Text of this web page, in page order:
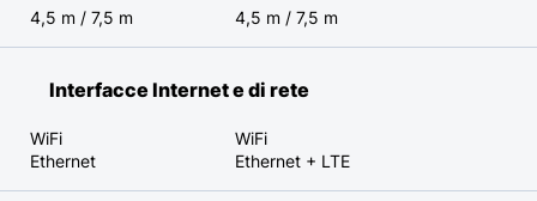
4,5 m / 7,5 m 4,5 m / 7,5 m
Interfacce Internet e di rete
WiFi
Ethernet
WiFi
Ethernet + LTE